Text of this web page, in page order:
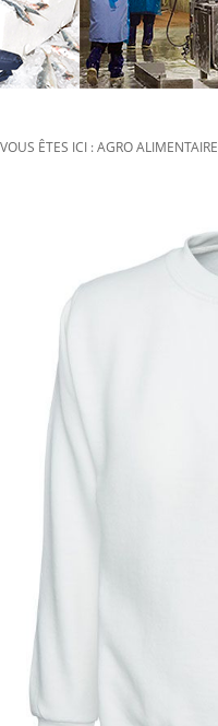
VOUS ÊTES ICI : AGRO ALIMENTAIRE